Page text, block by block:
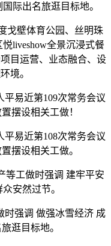
际出名旅逛目标地。
壁体育公园、丝明珠
liveshow全景沉浸式餐
目运营、业态融合、设
境。
易近第109次常务会议
摆设相关工做！
易近第108次常务会议
摆设相关工做。
工做时强调 建牢平安
安然过节。
强调 做强冰雪经济 成
逛目标地。